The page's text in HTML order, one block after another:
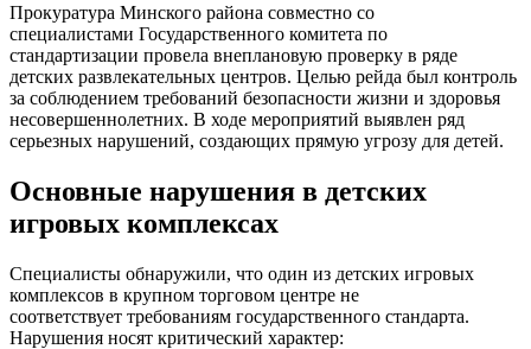
Прокуратура Минского района совместно со
специалистами Государственного комитета по
стандартизации провела внеплановую проверку в ряде
детских развлекательных центров. Целью рейда был контроль
за соблюдением требований безопасности жизни и здоровья
несовершеннолетних. В ходе мероприятий выявлен ряд
серьезных нарушений, создающих прямую угрозу для детей.
Основные нарушения в детских
игровых комплексах
Специалисты обнаружили, что один из детских игровых
комплексов в крупном торговом центре не
соответствует требованиям государственного стандарта.
Нарушения носят критический характер: